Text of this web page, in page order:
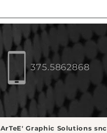
375.5862868
ArTeE' Graphic Solutions snc